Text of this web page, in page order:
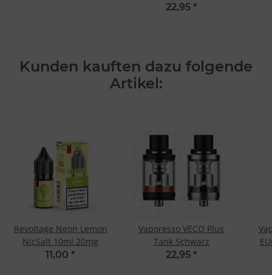
22,95 *
Kunden kauften dazu folgende
Artikel:
Revoltage Neon Lemon
NicSalt 10ml 20mg
11,00 *
Vaporesso VECO Plus
Tank Schwarz
22,95 *